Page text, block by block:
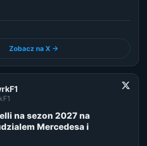
Zobacz na X →
na sezon 2027 na
Mercedesa i